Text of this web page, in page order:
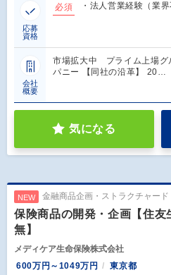
応募
資格
必須 ・法人営業経験（業界
会社
概要
市場拡大中 プライム上場グ
パニー 【同社の沿革】 20…
気になる
NEW 金融商品企画・ストラクチャード
保険商品の開発・企画【住友
無】
メディケア生命保険株式会社
600万円～1049万円
東京都